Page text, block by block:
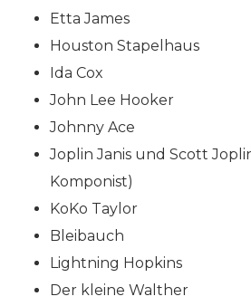
Etta James
Houston Stapelhaus
Ida Cox
John Lee Hooker
Johnny Ace
Joplin Janis und Scott
Komponist)
KoKo Taylor
Bleibauch
Lightning Hopkins
Der kleine Walther